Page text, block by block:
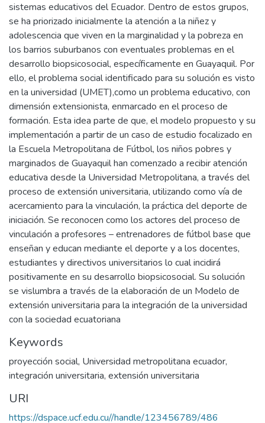
sistemas educativos del Ecuador. Dentro de estos grupos,
se ha priorizado inicialmente la atención a la niñez y
adolescencia que viven en la marginalidad y la pobreza en
los barrios suburbanos con eventuales problemas en el
desarrollo biopsicosocial, específicamente en Guayaquil. Por
ello, el problema social identificado para su solución es visto
en la universidad (UMET),como un problema educativo, con
dimensión extensionista, enmarcado en el proceso de
formación. Esta idea parte de que, el modelo propuesto y su
implementación a partir de un caso de estudio focalizado en
la Escuela Metropolitana de Fútbol, los niños pobres y
marginados de Guayaquil han comenzado a recibir atención
educativa desde la Universidad Metropolitana, a través del
proceso de extensión universitaria, utilizando como vía de
acercamiento para la vinculación, la práctica del deporte de
iniciación. Se reconocen como los actores del proceso de
vinculación a profesores – entrenadores de fútbol base que
enseñan y educan mediante el deporte y a los docentes,
estudiantes y directivos universitarios lo cual incidirá
positivamente en su desarrollo biopsicosocial. Su solución
se vislumbra a través de la elaboración de un Modelo de
extensión universitaria para la integración de la universidad
con la sociedad ecuatoriana
Keywords
proyección social, Universidad metropolitana ecuador,
integración universitaria, extensión universitaria
URI
https://dspace.ucf.edu.cu//handle/123456789/486